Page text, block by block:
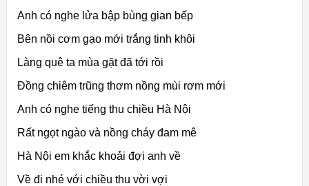
Anh có nghe lửa bập bùng gian bếp
Bên nồi cơm gạo mới trắng tinh khôi
Làng quê ta mùa gặt đã tới rồi
Đồng chiêm trũng thơm nồng mùi rơm mới
Anh có nghe tiếng thu chiều Hà Nội
Rất ngọt ngào và nồng cháy đam mê
Hà Nội em khắc khoải đợi anh về
Về đi nhé với chiều thu vời vợi